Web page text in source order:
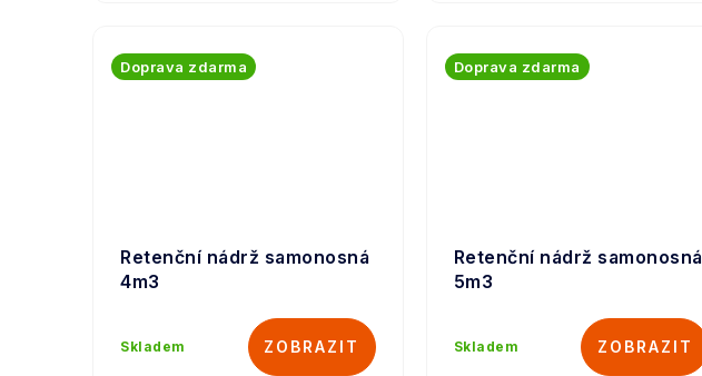
Retenční nádrž samonosná
4m3
Doprava zdarma
Skladem
Retenční nádrž samonosná
5m3
Doprava zdarma
Skladem